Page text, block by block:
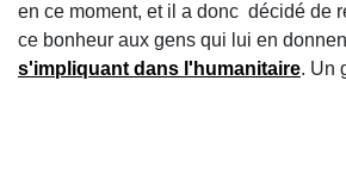
en ce moment, et il a donc décidé de
ce bonheur aux gens qui lui en
s'impliquant dans l'humanitaire. Un